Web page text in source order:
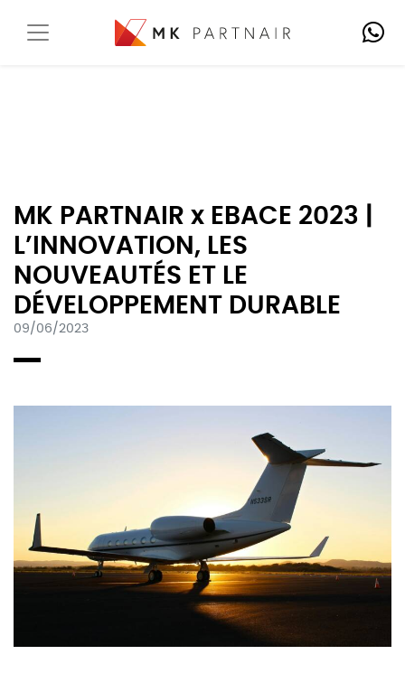
MK PARTNAIR x EBACE 2023 |
L’INNOVATION, LES
NOUVEAUTÉS ET LE
DÉVELOPPEMENT DURABLE
09/06/2023